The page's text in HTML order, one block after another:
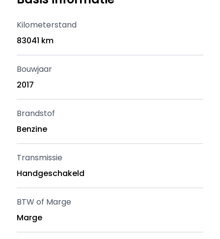
Kilometerstand
83041 km
Bouwjaar
2017
Brandstof
Benzine
Transmissie
Handgeschakeld
BTW of Marge
Marge